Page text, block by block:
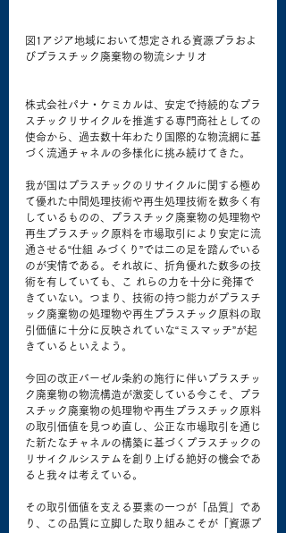
図1アジア地域において想定される資源プラおよ
びプラスチック廃棄物の物流シナリオ
株式会社パナ・ケミカルは、安定で持続的なプラ
スチックリサイクルを推進する専門商社としての
使命から、過去数十年わたり国際的な物流網に基
づく流通チャネルの多様化に挑み続けてきた。
我が国はプラスチックのリサイクルに関する極め
て優れた中間処理技術や再生処理技術を数多く有
しているものの、プラスチック廃棄物の処理物や
再生プラスチック原料を市場取引により安定に流
通させる“仕組 みづくり”では二の足を踏んでいる
のが実情である。それ故に、折角優れた数多の技
術を有していても、こ れらの力を十分に発揮で
きていない。つまり、技術の持つ能力がプラスチ
ック廃棄物の処理物や再生プラスチック原料の取
引価値に十分に反映されていな“ミスマッチ”が起
きているといえよう。
今回の改正バーゼル条約の施行に伴いプラスチッ
ク廃棄物の物流構造が激変している今こそ、プラ
スチック廃棄物の処理物や再生プラスチック原料
の取引価値を見つめ直し、公正な市場取引を通じ
た新たなチャネルの構築に基づくプラスチックの
リサイクルシステムを創り上げる絶好の機会であ
ると我々は考えている。
その取引価値を支える要素の一つが「品質」であ
り、この品質に立脚した取り組みこそが「資源プ